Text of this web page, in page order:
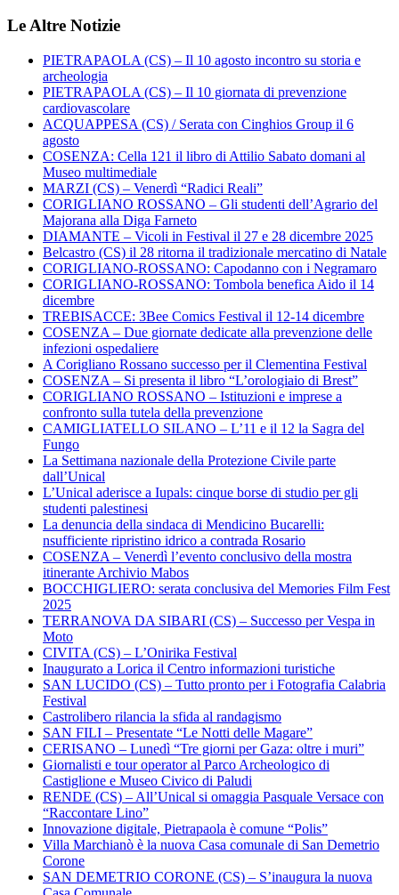
Le Altre Notizie
PIETRAPAOLA (CS) – Il 10 agosto incontro su storia e
archeologia
PIETRAPAOLA (CS) – Il 10 giornata di prevenzione
cardiovascolare
ACQUAPPESA (CS) / Serata con Cinghios Group il 6
agosto
COSENZA: Cella 121 il libro di Attilio Sabato domani al
Museo multimediale
MARZI (CS) – Venerdì “Radici Reali”
CORIGLIANO ROSSANO – Gli studenti dell’Agrario del
Majorana alla Diga Farneto
DIAMANTE – Vicoli in Festival il 27 e 28 dicembre 2025
Belcastro (CS) il 28 ritorna il tradizionale mercatino di Natale
CORIGLIANO-ROSSANO: Capodanno con i Negramaro
CORIGLIANO-ROSSANO: Tombola benefica Aido il 14
dicembre
TREBISACCE: 3Bee Comics Festival il 12-14 dicembre
COSENZA – Due giornate dedicate alla prevenzione delle
infezioni ospedaliere
A Corigliano Rossano successo per il Clementina Festival
COSENZA – Si presenta il libro “L’orologiaio di Brest”
CORIGLIANO ROSSANO – Istituzioni e imprese a
confronto sulla tutela della prevenzione
CAMIGLIATELLO SILANO – L’11 e il 12 la Sagra del
Fungo
La Settimana nazionale della Protezione Civile parte
dall’Unical
L’Unical aderisce a Iupals: cinque borse di studio per gli
studenti palestinesi
La denuncia della sindaca di Mendicino Bucarelli:
nsufficiente ripristino idrico a contrada Rosario
COSENZA – Venerdì l’evento conclusivo della mostra
itinerante Archivio Mabos
BOCCHIGLIERO: serata conclusiva del Memories Film Fest
2025
TERRANOVA DA SIBARI (CS) – Successo per Vespa in
Moto
CIVITA (CS) – L’Onirika Festival
Inaugurato a Lorica il Centro informazioni turistiche
SAN LUCIDO (CS) – Tutto pronto per i Fotografia Calabria
Festival
Castrolibero rilancia la sfida al randagismo
SAN FILI – Presentate “Le Notti delle Magare”
CERISANO – Lunedì “Tre giorni per Gaza: oltre i muri”
Giornalisti e tour operator al Parco Archeologico di
Castiglione e Museo Civico di Paludi
RENDE (CS) – All’Unical si omaggia Pasquale Versace con
“Raccontare Lino”
Innovazione digitale, Pietrapaola è comune “Polis”
Villa Marchianò è la nuova Casa comunale di San Demetrio
Corone
SAN DEMETRIO CORONE (CS) – S’inaugura la nuova